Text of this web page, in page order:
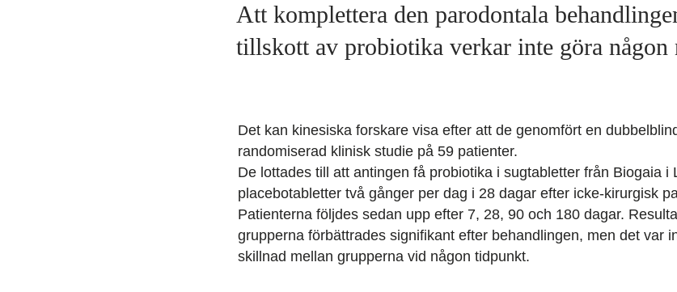
Att komplettera den parodon­tala
tillskott av probiotika verkar inte göra någon
Det kan kinesiska forskare visa efter att de genomfört en
randomiserad klinisk studie på 59 patienter.
De lottades till att antingen få probiotika i sugtabletter från Biogaia i
placebotabletter två gånger per dag i 28 dagar efter icke-kirurgisk
Patienterna följdes sedan upp efter 7, 28, 90 och 180 dagar.
grupperna förbättrades signifikant efter behandlingen, men det var
skillnad mellan grupperna vid någon tidpunkt.